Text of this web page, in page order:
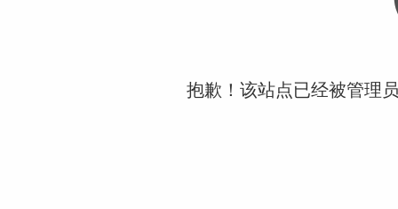
抱歉！该站点已经被管理